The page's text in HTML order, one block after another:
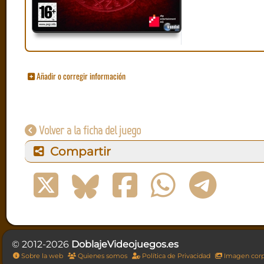
Añadir o corregir información
Volver a la ficha del juego
Compartir
© 2012-2026 DoblajeVideojuegos.es
Sobre la web Quienes somos Política de Privacidad Imagen